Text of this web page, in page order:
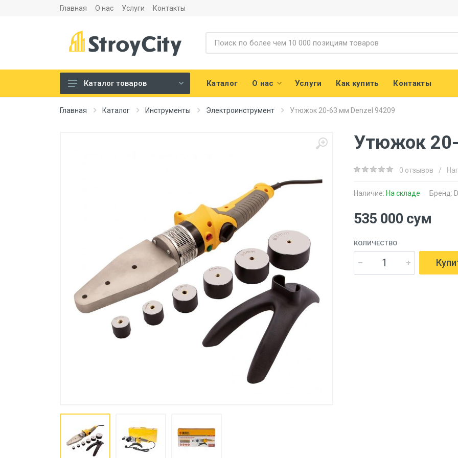
Главная О нас Услуги Контакты
Листовые материалы и
аксессуары
Лакокрасочная продукция
Пена, Клей, Герметики
Инструменты
Крепеж
Каталог товаров Каталог О нас Услуги Как купить Контакты
Главная Каталог Инструменты Электроинструмент Утюжок 20-63 мм Denzel 94209
Утюжок
0 отзывов /
Наличие: На складе Бренд:
535 000 сум
КОЛИЧЕСТВО